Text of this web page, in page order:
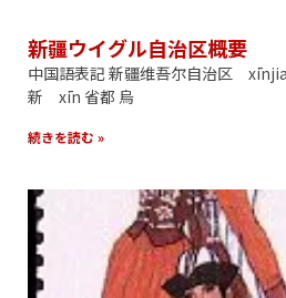
新疆ウイグル自治区概要
中国語表記 新疆维吾尔自治区
新 xīn 省都 烏
続きを読む »